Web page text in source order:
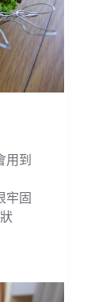
用到
牢固